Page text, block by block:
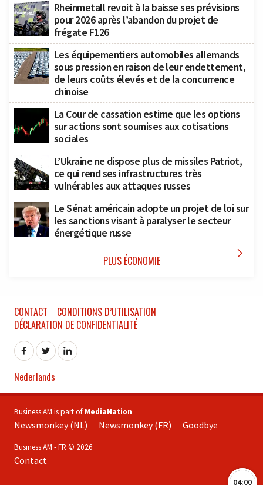
Rheinmetall revoit à la baisse ses prévisions
pour 2026 après l’abandon du projet de
frégate F126
Les équipementiers automobiles allemands
sous pression en raison de leur endettement,
de leurs coûts élevés et de la concurrence
chinoise
La Cour de cassation estime que les options
sur actions sont soumises aux cotisations
sociales
L’Ukraine ne dispose plus de missiles Patriot,
ce qui rend ses infrastructures très
vulnérables aux attaques russes
Le Sénat américain adopte un projet de loi sur
les sanctions visant à paralyser le secteur
énergétique russe
PLUS ÉCONOMIE 
04:00
CONTACT
CONDITIONS D’UTILISATION
DÉCLARATION DE CONFIDENTIALITÉ
Nederlands
Business AM is part of MediaNation
Newsmonkey (NL) Newsmonkey (FR) Goodbye
Business AM - FR © 2026
Contact